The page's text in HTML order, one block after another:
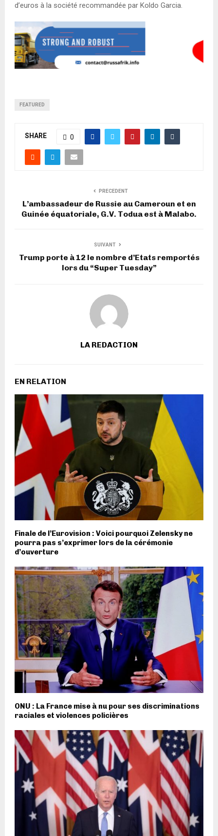
d’euros à la société recommandée par Koldo Garcia.
FEATURED
SHARE 0
PRECEDENT
L’ambassadeur de Russie au Cameroun et en
Guinée équatoriale, G.V. Todua est à Malabo.
SUIVANT
Trump porte à 12 le nombre d’Etats remportés
lors du “Super Tuesday”
LA REDACTION
EN RELATION
Finale de l’Eurovision : Voici pourquoi Zelensky ne
pourra pas s’exprimer lors de la cérémonie
d’ouverture
ONU : La France mise à nu pour ses discriminations
raciales et violences policières